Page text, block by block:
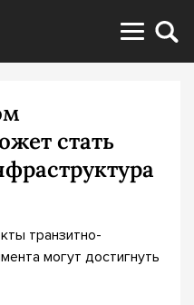
стать
транзитно-
могут достигнуть